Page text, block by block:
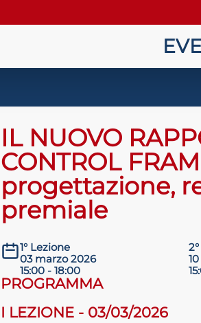
IL NUOVO
CONTROL
progettazione,
premiale
1° Lezione
03 marzo 2026
15:00 - 18:00
PROGRAMMA
I LEZIONE - 03/03/2026